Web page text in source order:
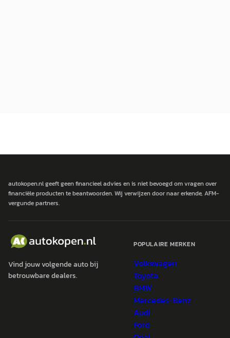
autokopen.nl geeft geen financieel advies en is niet bevoegd om vragen over
financiële producten te beantwoorden. Wij verwijzen door naar erkende, AFM-
vergunde partners.
Vind jouw volgende auto bij
betrouwbare dealers.
POPULAIRE MERKEN
Volkswagen
Toyota
BMW
Mercedes-Benz
Audi
Ford